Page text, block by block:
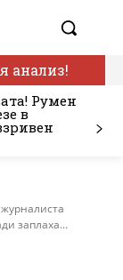
анализ!
Румен
в
заплаха...